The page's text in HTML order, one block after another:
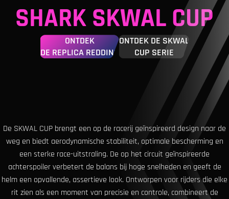
SHARK SKWAL CUP
ONTDEK
DE REPLICA REDDING
ONTDEK DE SKWAL
CUP SERIE
De SKWAL CUP brengt een op de racerij geïnspireerd design naar de
weg en biedt aerodynamische stabiliteit, optimale bescherming en
een sterke race-uitstraling. De op het circuit geïnspireerde
achterspoiler verbetert de balans bij hoge snelheden en geeft de
helm een ​​opvallende, assertieve look. Ontworpen voor rijders die elke
rit zien als een moment van precisie en controle, combineert de